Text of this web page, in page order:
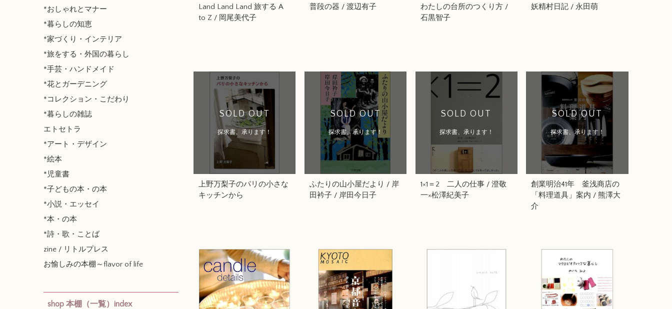
Land Land Land 旅する A
to Z / 岡尾美代子
普段の器 / 渡辺有子
わたしの台所のつくり方 /
石黒智子
妖精村日記 / 永田萌
SOLD OUT
探求書、承ります！
上野万梨子のパリの小さな
キッチンから
SOLD OUT
探求書、承ります！
ふたりの山小屋だより / 岸
田衿子 / 岸田今日子
SOLD OUT
探求書、承ります！
1×1＝2 二人の仕事 / 澄敬
一×松澤紀美子
SOLD OUT
探求書、承ります！
創業明治41年 釜浅商店の
「料理道具」案内 / 熊澤大
介
*おしゃれとマナー
*暮らしの知恵
*家づくり・インテリア
*旅をする・外国の暮らし
*手芸・ハンドメイド
*花とガーデニング
*コレクション・こだわり
*暮らしの雑誌
エトセトラ
*アート・デザイン
*絵本
*児童書
*子どもの本・の本
*小説・エッセイ
*本・の本
*詩・歌・ことば
zine / リトルプレス
お愉しみの本棚～flavor of life
shop 本棚（一覧）index